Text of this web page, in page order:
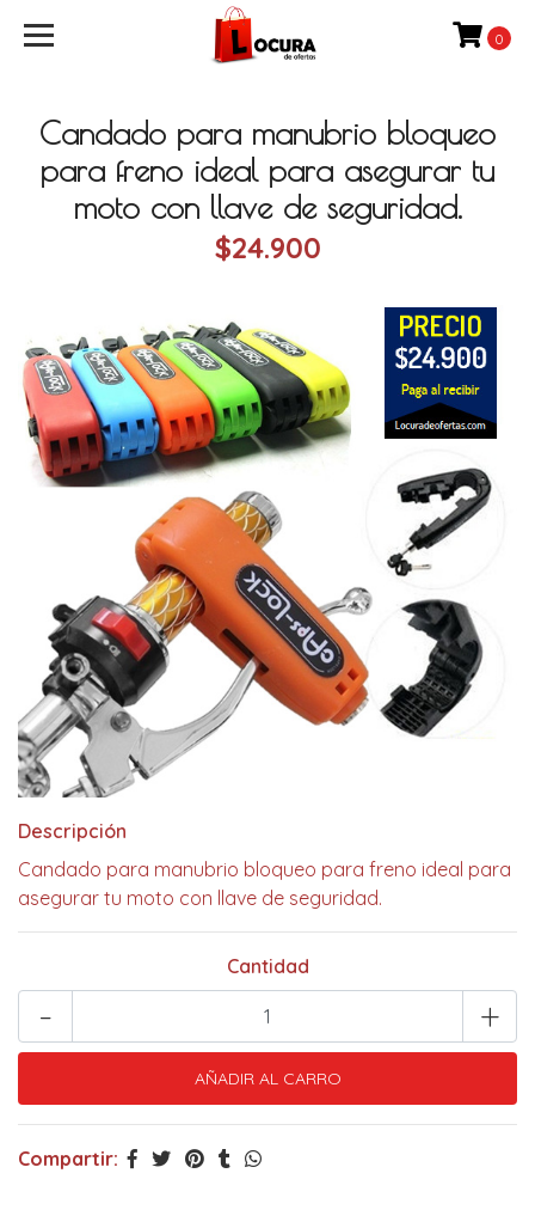
0
Candado para manubrio bloqueo
para freno ideal para asegurar tu
moto con llave de seguridad.
$24.900
Descripción
Candado para manubrio bloqueo para freno ideal para
asegurar tu moto con llave de seguridad.
Cantidad
+
-
Compartir: